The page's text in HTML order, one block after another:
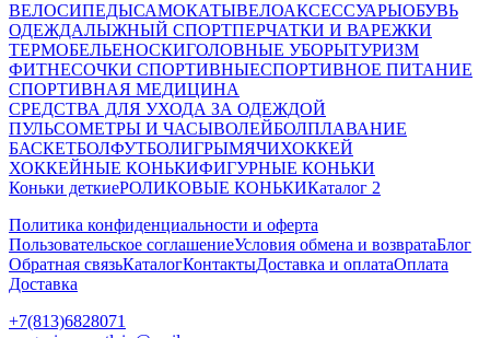
ВЕЛОСИПЕДЫСАМОКАТЫВЕЛОАКСЕССУАРЫОБУВЬ
ОДЕЖДАЛЫЖНЫЙ СПОРТПЕРЧАТКИ И ВАРЕЖКИ
ТЕРМОБЕЛЬЕНОСКИГОЛОВНЫЕ УБОРЫТУРИЗМ
ФИТНЕСОЧКИ СПОРТИВНЫЕСПОРТИВНОЕ ПИТАНИЕ
СПОРТИВНАЯ МЕДИЦИНА
СРЕДСТВА ДЛЯ УХОДА ЗА ОДЕЖДОЙ
ПУЛЬСОМЕТРЫ И ЧАСЫВОЛЕЙБОЛПЛАВАНИЕ
БАСКЕТБОЛФУТБОЛИГРЫМЯЧИХОККЕЙ
ХОККЕЙНЫЕ КОНЬКИФИГУРНЫЕ КОНЬКИ
Коньки деткиеРОЛИКОВЫЕ КОНЬКИКаталог 2
Политика конфиденциальности и оферта
Пользовательское соглашениеУсловия обмена и возвратаБлог
Обратная связьКаталогКонтактыДоставка и оплатаОплата
Доставка
+7(813)6828071